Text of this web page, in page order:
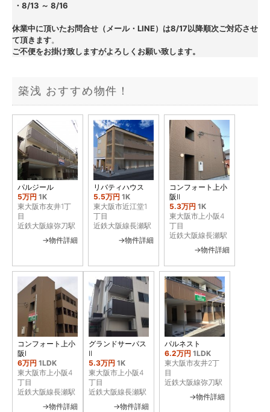
・8/13 ～ 8/16
休業中に頂いたお問合せ（メール・LINE）は8/17以降順次ご対応させ
て頂きます。
ご不便をお掛け致しますがよろしくお願い致します。
築浅 おすすめ物件！
パルジール
5万円 1K
東大阪市友井1丁
目
近鉄大阪線弥刀駅
→物件詳細
リバティハウス
5.5万円 1K
東大阪市近江堂1
丁目
近鉄大阪線長瀬駅
→物件詳細
コンフォート上小
阪Ⅱ
5.3万円 1K
東大阪市上小阪4
丁目
近鉄大阪線長瀬駅
→物件詳細
コンフォート上小
阪Ⅰ
6万円 1LDK
東大阪市上小阪4
丁目
近鉄大阪線長瀬駅
→物件詳細
グランドサーパス
Ⅱ
5.3万円 1K
東大阪市上小阪4
丁目
近鉄大阪線長瀬駅
→物件詳細
パルネスト
6.2万円 1LDK
東大阪市友井2丁
目
近鉄大阪線弥刀駅
→物件詳細